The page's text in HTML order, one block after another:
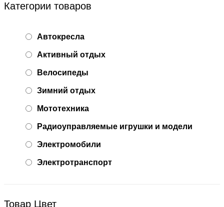
Категории товаров
Автокресла
Активный отдых
Велосипеды
Зимний отдых
Мототехника
Радиоуправляемые игрушки и модели
Электромобили
Электротранспорт
Товар Цвет